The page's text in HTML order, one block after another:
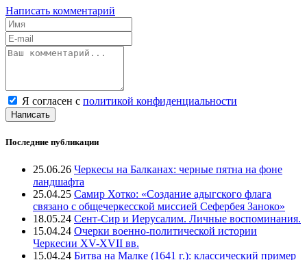
Написать комментарий
Я согласен с политикой конфиденциальности
Написать
Последние публикации
25.06.26 Черкесы на Балканах: черные пятна на фоне
ландшафта
25.04.25 Самир Хотко: «Создание адыгского флага
связано с общечеркесской миссией Сефербея Заноко»
18.05.24 Сент-Сир и Иерусалим. Личные воспоминания.
15.04.24 Очерки военно-политической истории
Черкесии XV-XVII вв.
15.04.24 Битва на Малке (1641 г.): классический пример